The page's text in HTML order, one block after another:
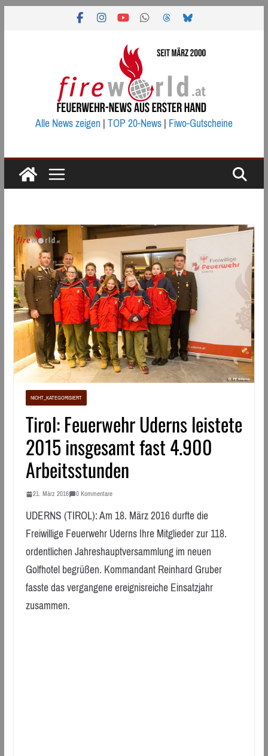
Alle News zeigen|TOP 20-News|Fiwo-Gutscheine
NICHT_KATEGORISIERT
Tirol: Feuerwehr Uderns leistete
2015 insgesamt fast 4.900
Arbeitsstunden
21. März 2016 0 Kommentare
UDERNS (TIROL): Am 18. März 2016 durfte die
Freiwillige Feuerwehr Uderns Ihre Mitglieder zur 118.
ordentlichen Jahreshauptversammlung im neuen
Golfhotel begrüßen. Kommandant Reinhard Gruber
fasste das vergangene ereignisreiche Einsatzjahr
zusammen.